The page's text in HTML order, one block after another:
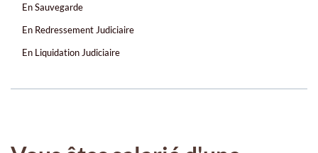
En Sauvegarde
En Redressement Judiciaire
En Liquidation Judiciaire